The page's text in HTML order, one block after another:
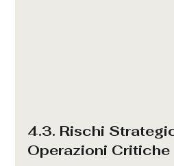
4.3. Rischi
Operazioni Critiche